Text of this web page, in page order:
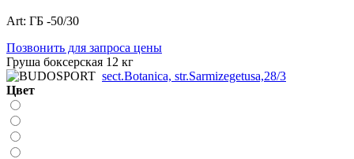
Art: ГБ -50/30
Позвонить для запроса цены
Груша боксерская 12 кг
sect.Botanica, str.Sarmizegetusa,28/3
Цвет